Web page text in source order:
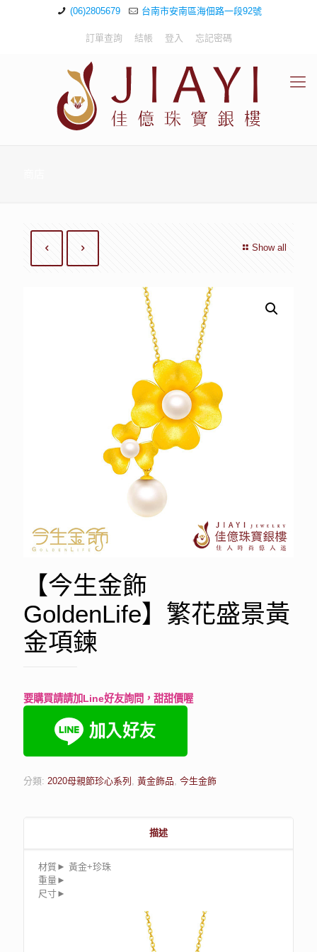
(06)2805679 台南市安南區海佃路一段92號
訂單查詢 結帳 登入 忘記密碼
Show all
【今生金飾
GoldenLife】繁花盛景黃
金項鍊
要購買請請加Line好友詢問，甜甜價喔
分類: 2020母親節珍心系列 黃金飾品 今生金飾
描述
材質► 黃金+珍珠
重量►
尺寸►